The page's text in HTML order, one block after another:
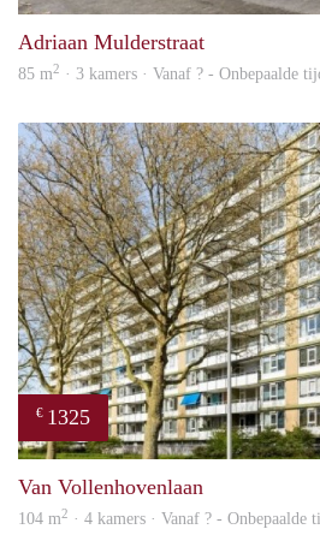
Adriaan Mulderstraat
85 m2 · 3 kamers · Vanaf ? - Onbepaalde
€ 1325
Van Vollenhovenlaan
104 m2 · 4 kamers · Vanaf ? - Onbepaalde